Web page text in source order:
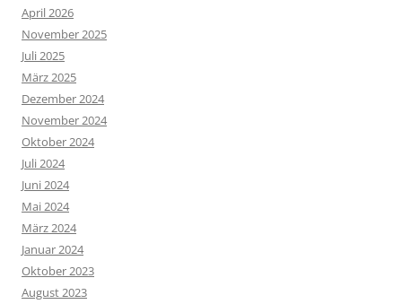
April 2026
November 2025
Juli 2025
März 2025
Dezember 2024
November 2024
Oktober 2024
Juli 2024
Juni 2024
Mai 2024
März 2024
Januar 2024
Oktober 2023
August 2023